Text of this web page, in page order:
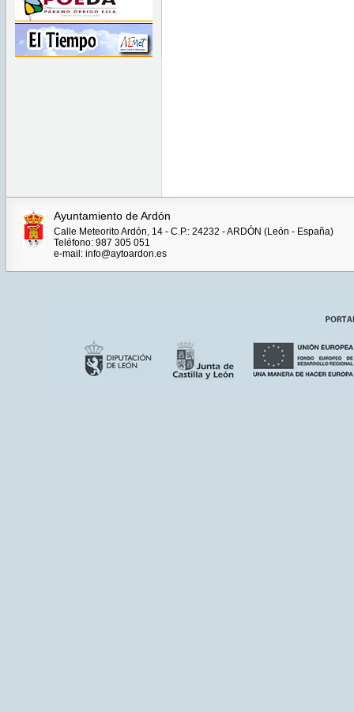
Ayuntamiento de Ardón
Calle Meteorito Ardón, 14 - C.P.: 24232 - ARDÓN (León - España)
Teléfono: 987 305 051
e-mail: info@aytoardon.es